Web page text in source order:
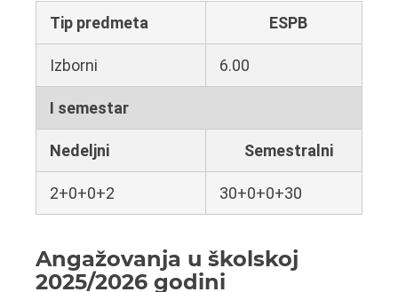
Tip predmeta ESPB
Izborni 6.00
I semestar
Nedeljni Semestralni
2+0+0+2 30+0+0+30
Angažovanja u školskoj
2025/2026 godini